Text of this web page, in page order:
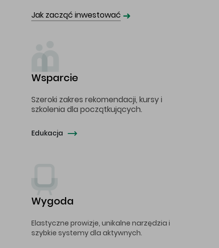
Jak zacząć inwestować ➜
Wsparcie
Szeroki zakres rekomendacji, kursy i
szkolenia dla początkujących.
Edukacja
Wygoda
Elastyczne prowizje, unikalne narzędzia i
szybkie systemy dla aktywnych.